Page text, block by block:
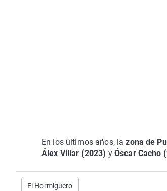
En los últimos años, lazona de
Álex Villar (2023) y Óscar Cacho
El Hormiguero